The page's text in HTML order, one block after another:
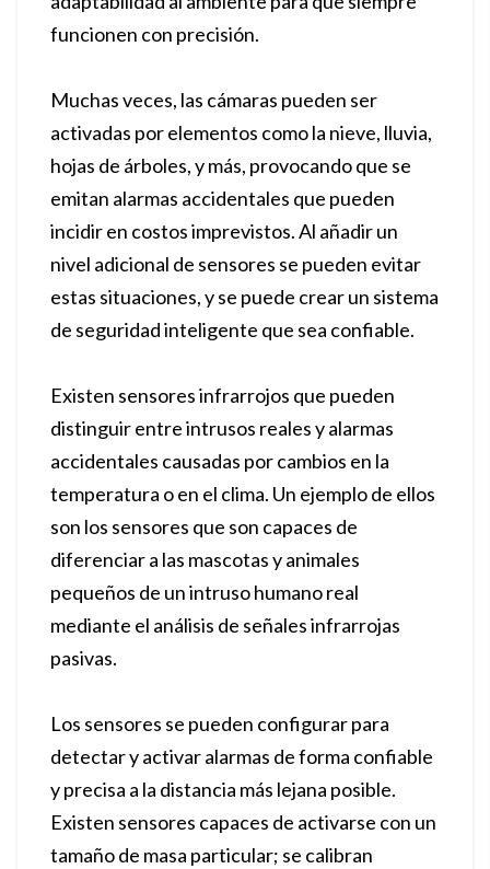
funcionen con precisión.
Muchas veces, las cámaras pueden ser
activadas por elementos como la nieve, lluvia,
hojas de árboles, y más, provocando que se
emitan alarmas accidentales que pueden
incidir en costos imprevistos. Al añadir un
nivel adicional de sensores se pueden evitar
estas situaciones, y se puede crear un sistema
de seguridad inteligente que sea confiable.
Existen sensores infrarrojos que pueden
distinguir entre intrusos reales y alarmas
accidentales causadas por cambios en la
temperatura o en el clima. Un ejemplo de ellos
son los sensores que son capaces de
diferenciar a las mascotas y animales
pequeños de un intruso humano real
mediante el análisis de señales infrarrojas
pasivas.
Los sensores se pueden configurar para
detectar y activar alarmas de forma confiable
y precisa a la distancia más lejana posible.
Existen sensores capaces de activarse con un
tamaño de masa particular; se calibran